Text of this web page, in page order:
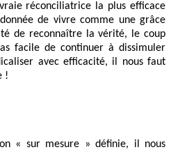
réconciliatrice la plus efficace
de vivre comme une grâce
de reconnaître la vérité, le coup
facile de continuer à dissimuler
avec efficacité, il nous faut
!
« sur mesure » définie, il nous